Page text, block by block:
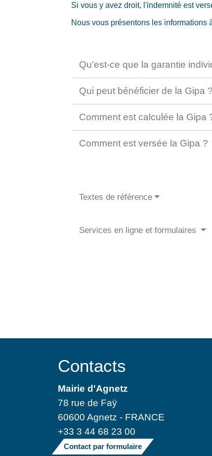
Si vous y avez droit, l'indemnité est
Nous vous présentons les informations
Qu'est-ce que la garantie
Qui peut bénéficier de la Gipa ?
Comment est calculée la Gipa
Comment est versée la Gipa ?
Textes de référence
Services en ligne et formulaires
Contacts
Mairie d'Agnetz
78 rue de Faÿ
60600 Agnetz - FRANCE
+33 3 44 68 23 00
Contact par formulaire